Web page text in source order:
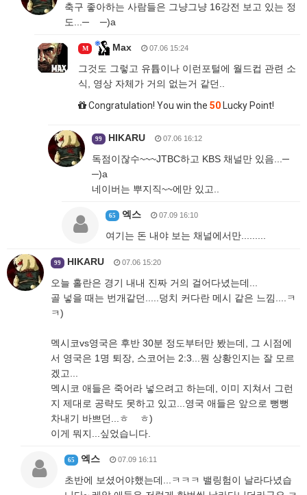
축구 좋아하는 사람들은 그냥그냥 16강전 보고 있는 정
도...─ ─)a
M Max 07.06 15:24
그것도 그렇고 유튭이나 이런포털에 월드컵 관련 소
식, 영상 자체가 거의 없는거 같던..
Congratulation! You win the 50 Lucky Point!
99 HIKARU 07.06 16:12
독점이잖수~~~JTBC하고 KBS 채널만 있음...─
─)a
네이버는 뿌지직~~에만 있고..
65 엑스 07.09 16:10
여기는 돈 내야 보는 채널에서만.........
99 HIKARU 07.06 15:20
오늘 홀란은 경기 내내 진짜 거의 걸어다녔는데...
골 넣을 때는 번개같던.....덩치 커다란 메시 같은 느낌....ㅋ
ㅋ)
멕시코vs영국은 후반 30분 정도부터만 봤는데, 그 시점에
서 영국은 1명 퇴장, 스코어는 2:3...뭔 상황인지는 잘 모르
겠고...
멕시코 애들은 죽어라 넣으려고 하는데, 이미 지쳐서 그런
지 제대로 공략도 못하고 있고...영국 애들은 앞으로 뻥뻥
차내기 바쁘던...ㅎ ㅎ)
이게 뭐지...싶었습니다.
65 엑스 07.09 16:11
초반에 보셨어야했는데...ㅋㅋㅋ 밸링험이 날라다녔습